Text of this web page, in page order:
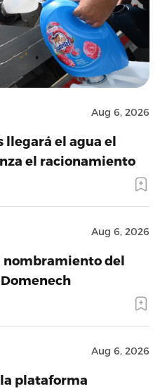
Aug 6, 2026
llegará el agua el
el racionamiento
Aug 6, 2026
nombramiento del
Aug 6, 2026
plataforma